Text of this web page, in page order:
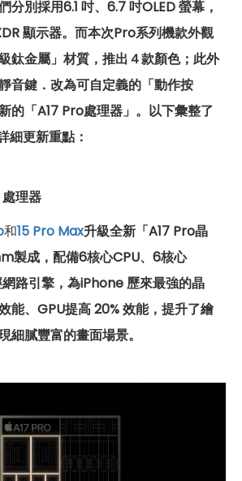
分別採用6.1 吋、6.7 吋OLED 螢幕，
顯示器。而本次Pro系列機款外觀
鈦金屬」 材質，推出４款顏色；此外
音鍵．改為可自定義的「動作按
的「A17 Pro處理器」。 以下彙整了
細更新重點：
理器
和15 Pro Max升級全新「A17 Pro晶
製成，配備6核心CPU、6核心
路引擎，為iPhone 歷來最強的晶
能、GPU提高 20% 效能，提升了繪
細膩豐富的畫面場景。